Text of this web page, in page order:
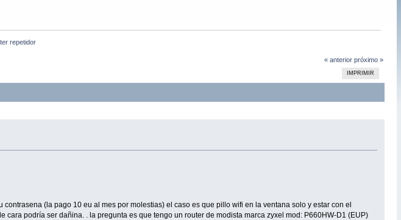
repetidor
« anterior próximo »
IMPRIMIR
(la pago 10 eu al mes por molestias) el caso es que pillo wifi en la ventana solo y estar con el
podría ser dañina. . la pregunta es que tengo un router de modista marca zyxel mod: P660HW-D1 (EUP)